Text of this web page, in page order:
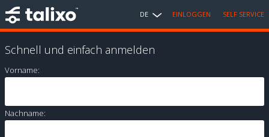
DE EINLOGGEN SELF SERVICE
Schnell und einfach anmelden
Vorname:
Nachname: